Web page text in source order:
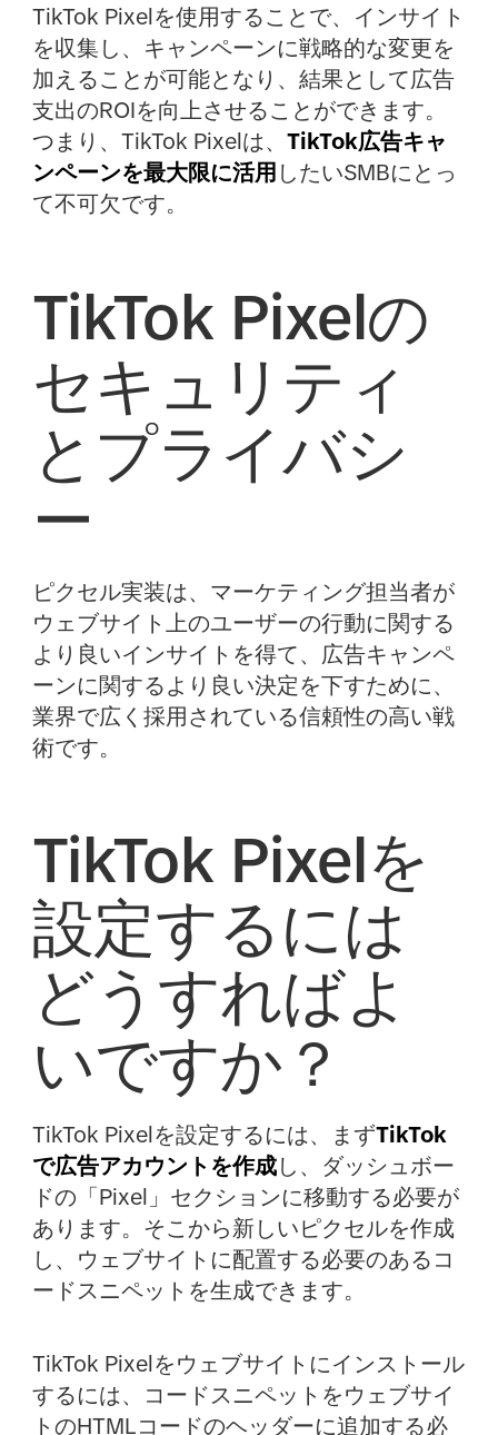
TikTok Pixelを使用することで、インサイト
を収集し、キャンペーンに戦略的な変更を
加えることが可能となり、結果として広告
支出のROIを向上させることができます。
つまり、TikTok Pixelは、 TikTok広告キャ
ンペーンを最大限に活用 したいSMBにとっ
て不可欠です。
TikTok Pixelの
セキュリティ
とプライバシ
ー
ピクセル実装は、マーケティング担当者が
ウェブサイト上のユーザーの行動に関する
より良いインサイトを得て、広告キャンペ
ーンに関するより良い決定を下すために、
業界で広く採用されている信頼性の高い戦
術です。
TikTok Pixelを
設定するには
どうすればよ
いですか？
TikTok Pixelを設定するには、まずTikTok
で広告アカウントを作成し、ダッシュボー
ドの「Pixel」セクションに移動する必要が
あります。そこから新しいピクセルを作成
し、ウェブサイトに配置する必要のあるコ
ードスニペットを生成できます。
TikTok Pixelをウェブサイトにインストール
するには、コードスニペットをウェブサイ
トのHTMLコードのヘッダーに追加する必